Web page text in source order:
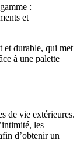
:
et
et durable, qui met
à une palette
de vie extérieures.
les
d’obtenir un